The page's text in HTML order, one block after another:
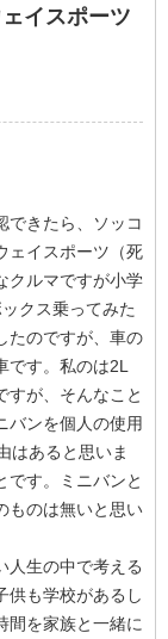
イスポーツ
できたら、ソッコ
ェイスポーツ（死
クルマですが小学
クス乗ってみた
たのですが、車の
す。私のは2L
すが、そんなこと
バンを個人の使用
はあると思いま
です。ミニバンと
ものは無いと思い
人生の中で考える
供も学校があるし
間を家族と一緒に